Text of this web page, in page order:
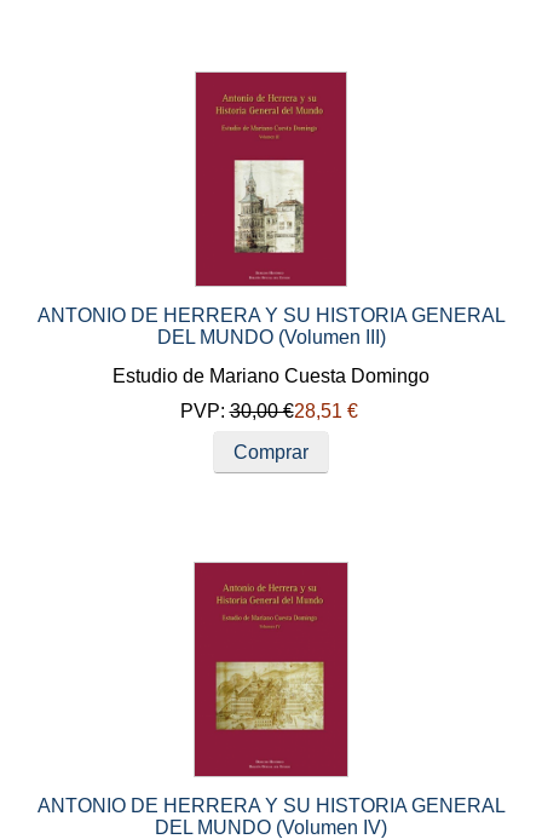
ANTONIO DE HERRERA Y SU HISTORIA GENERAL
DEL MUNDO (Volumen III)
Estudio de Mariano Cuesta Domingo
PVP:30,00 €28,51 €
Comprar
ANTONIO DE HERRERA Y SU HISTORIA GENERAL
DEL MUNDO (Volumen IV)